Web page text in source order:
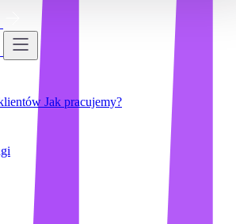
Jak pracujemy?